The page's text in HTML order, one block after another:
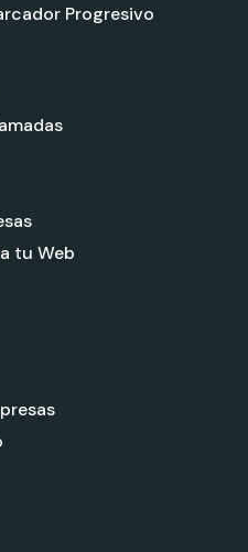
Progresivo
tu Web